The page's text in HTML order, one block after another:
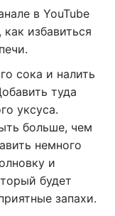
в YouTube
избавиться
сока и налить
туда
уксуса.
больше, чем
немного
и
будет
запахи.